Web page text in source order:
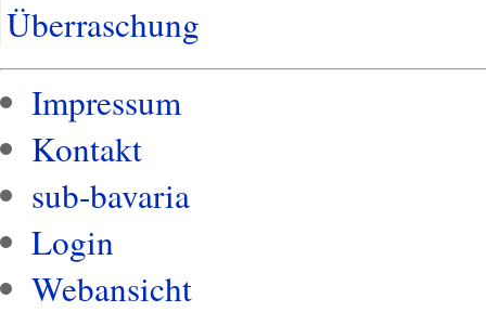
Überraschung
Impressum
Kontakt
sub-bavaria
Login
Webansicht